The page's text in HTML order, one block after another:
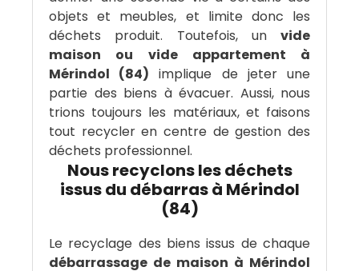
objets et meubles, et limite donc les
déchets produit. Toutefois, un vide
maison ou vide appartement à
Mérindol (84) implique de jeter une
partie des biens à évacuer. Aussi, nous
trions toujours les matériaux, et faisons
tout recycler en centre de gestion des
déchets professionnel.
Nous recyclons les déchets
issus du débarras à Mérindol
(84)
Le recyclage des biens issus de chaque
débarrassage de maison à Mérindol